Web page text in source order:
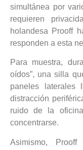
simultánea por
requieren
holandesa Prooff
responden a esta
Para muestra,
oídos”, una silla
paneles laterales
distracción
ruido de la
concentrarse.
Asimismo,